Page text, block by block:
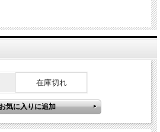
在庫切れ